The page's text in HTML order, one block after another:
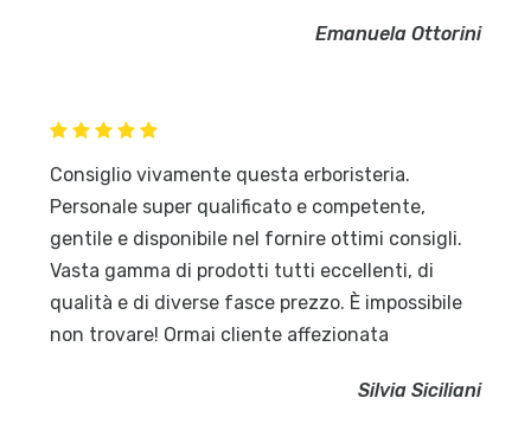
Emanuela Ottorini
Consiglio vivamente questa erboristeria.
Personale super qualificato e competente,
gentile e disponibile nel fornire ottimi consigli.
Vasta gamma di prodotti tutti eccellenti, di
qualità e di diverse fasce prezzo. È impossibile
non trovare! Ormai cliente affezionata
Silvia Siciliani